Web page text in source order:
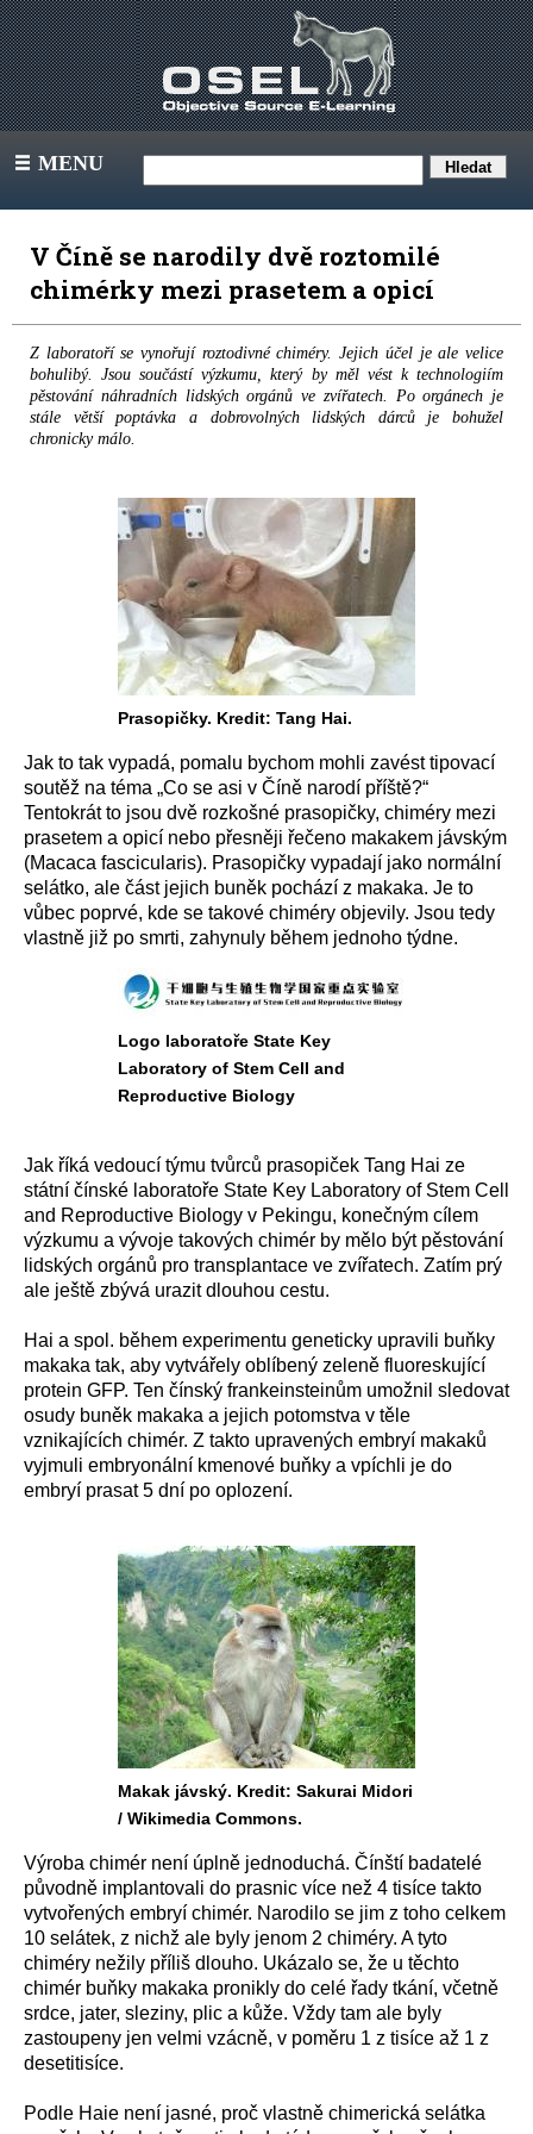
III MENU
V Číně se narodily dvě roztomilé
chimérky mezi prasetem a opicí
Z laboratoří se vynořují roztodivné chiméry. Jejich účel je ale velice
bohulibý. Jsou součástí výzkumu, který by měl vést k technologiím
pěstování náhradních lidských orgánů ve zvířatech. Po orgánech je
stále větší poptávka a dobrovolných lidských dárců je bohužel
chronicky málo.
Prasopičky. Kredit: Tang Hai.
Jak to tak vypadá, pomalu bychom mohli zavést tipovací
soutěž na téma „Co se asi v Číně narodí příště?“
Tentokrát to jsou dvě rozkošné prasopičky, chiméry mezi
prasetem a opicí nebo přesněji řečeno makakem jávským
(Macaca fascicularis). Prasopičky vypadají jako normální
selátko, ale část jejich buněk pochází z makaka. Je to
vůbec poprvé, kde se takové chiméry objevily. Jsou tedy
vlastně již po smrti, zahynuly během jednoho týdne.
Logo laboratoře State Key
Laboratory of Stem Cell and
Reproductive Biology
Jak říká vedoucí týmu tvůrců prasopiček Tang Hai ze
státní čínské laboratoře State Key Laboratory of Stem Cell
and Reproductive Biology v Pekingu, konečným cílem
výzkumu a vývoje takových chimér by mělo být pěstování
lidských orgánů pro transplantace ve zvířatech. Zatím prý
ale ještě zbývá urazit dlouhou cestu.
Hai a spol. během experimentu geneticky upravili buňky
makaka tak, aby vytvářely oblíbený zeleně fluoreskující
protein GFP. Ten čínský frankeinsteinům umožnil sledovat
osudy buněk makaka a jejich potomstva v těle
vznikajících chimér. Z takto upravených embryí makaků
vyjmuli embryonální kmenové buňky a vpíchli je do
embryí prasat 5 dní po oplození.
Makak jávský. Kredit: Sakurai Midori
/ Wikimedia Commons.
Výroba chimér není úplně jednoduchá. Čínští badatelé
původně implantovali do prasnic více než 4 tisíce takto
vytvořených embryí chimér. Narodilo se jim z toho celkem
10 selátek, z nichž ale byly jenom 2 chiméry. A tyto
chiméry nežily příliš dlouho. Ukázalo se, že u těchto
chimér buňky makaka pronikly do celé řady tkání, včetně
srdce, jater, sleziny, plic a kůže. Vždy tam ale byly
zastoupeny jen velmi vzácně, v poměru 1 z tisíce až 1 z
desetitisíce.
Podle Haie není jasné, proč vlastně chimerická selátka